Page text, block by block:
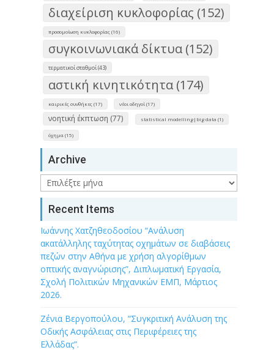
διαχείριση κυκλοφορίας (152)
προσομοίωση κυκλοφορίας (16)
συγκοινωνιακά δίκτυα (152)
τερματικοί σταθμοί (43)
αστική κινητικότητα (174)
καιρικές συνθήκες (17) νέοι οδηγοί (17)
νοητική έκπτωση (77) statistical modelling|big data (1)
όχημα (15)
Archive
Archive
Recent Items
Ιωάννης Χατζηθεοδοσίου “Ανάλυση
ακατάλληλης ταχύτητας οχημάτων σε διαβάσεις
πεζών στην Αθήνα με χρήση αλγορίθμων
οπτικής αναγνώρισης”, Διπλωματική Εργασία,
Σχολή Πολιτικών Μηχανικών ΕΜΠ, Μάρτιος
2026.
Ζένια Βεργοπούλου, “Συγκριτική Ανάλυση της
Οδικής Ασφάλειας στις Περιφέρειες της
Ελλάδας”.